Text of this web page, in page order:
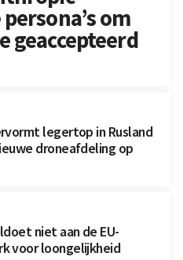
om
geaccepteerd
legertop in Rusland
droneafdeling op
niet aan de EU-
voor loongelijkheid